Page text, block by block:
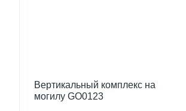
Вертикальный комплекс на
могилу GO0123